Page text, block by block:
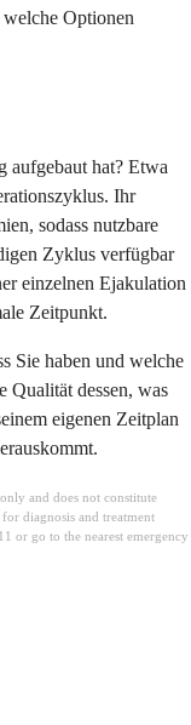
Optionen
aufgebaut hat? Etwa
Ihr
sodass nutzbare
Zyklus verfügbar
einzelnen Ejakulation
Zeitpunkt.
Sie haben und welche
Qualität dessen, was
eigenen Zeitplan
and does not constitute
diagnosis and treatment
or go to the nearest emergency